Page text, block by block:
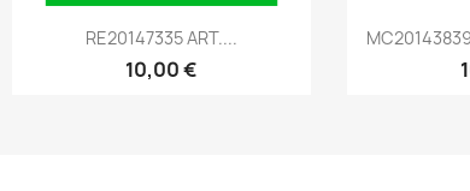
Aperçu rapide
RE20147335 ART....
10,00 €
